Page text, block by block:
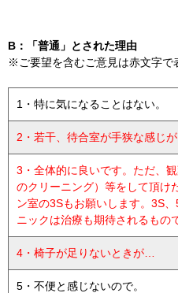
B：「普通」とされた理由
※ご要望を含むご意見は赤文字で
1・特に気になることはない。
2・若干、待合室が手狭な感じが
3・全体的に良いです。ただ、
のクリーニング）等をして頂け
ン室の3Sもお願いします。3S
ニックは治療も期待されるもの
4・椅子が足りないときが…
5・不便と感じないので。